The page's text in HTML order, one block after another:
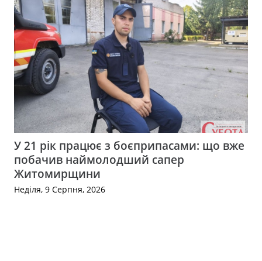
У 21 рік працює з боєприпасами: що вже
побачив наймолодший сапер
Житомирщини
Неділя, 9 Серпня, 2026